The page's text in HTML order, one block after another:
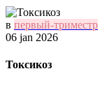
в первый-триместр
06 jan 2026
Токсикоз